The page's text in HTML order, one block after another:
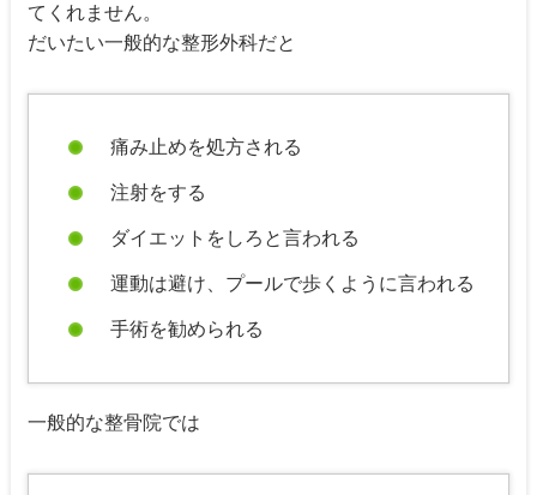
てくれません。
だいたい一般的な整形外科だと
痛み止めを処方される
注射をする
ダイエットをしろと言われる
運動は避け、プールで歩くように言われる
手術を勧められる
一般的な整骨院では